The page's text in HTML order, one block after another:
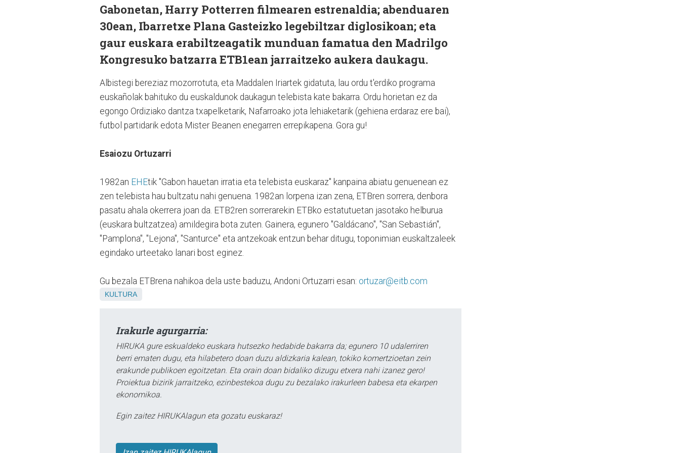
Gabonetan, Harry Potterren filmearen estrenaldia; abenduaren
30ean, Ibarretxe Plana Gasteizko legebiltzar diglosikoan; eta
gaur euskara erabiltzeagatik munduan famatua den Madrilgo
Kongresuko batzarra ETB1ean jarraitzeko aukera daukagu.
Albistegi bereziaz mozorrotuta, eta Maddalen Iriartek gidatuta, lau ordu t'erdiko programa
euskañolak bahituko du euskaldunok daukagun telebista kate bakarra. Ordu horietan ez da
egongo Ordiziako dantza txapelketarik, Nafarroako jota lehiaketarik (gehiena erdaraz ere bai),
futbol partidarik edota Mister Beanen enegarren errepikapena. Gora gu!
Esaiozu Ortuzarri
1982an EHEtik "Gabon hauetan irratia eta telebista euskaraz" kanpaina abiatu genuenean ez
zen telebista hau bultzatu nahi genuena. 1982an lorpena izan zena, ETBren sorrera, denbora
pasatu ahala okerrera joan da. ETB2ren sorrerarekin ETBko estatutuetan jasotako helburua
(euskara bultzatzea) amildegira bota zuten. Gainera, egunero "Galdácano", "San Sebastián",
"Pamplona", "Lejona", "Santurce" eta antzekoak entzun behar ditugu, toponimian euskaltzaleek
egindako urteetako lanari bost eginez.
Gu bezala ETBrena nahikoa dela uste baduzu, Andoni Ortuzarri esan: ortuzar@eitb.com
KULTURA
Irakurle agurgarria:
HIRUKA gure eskualdeko euskara hutsezko hedabide bakarra da; egunero 10 udalerriren
berri ematen dugu, eta hilabetero doan duzu aldizkaria kalean, tokiko komertzioetan zein
erakunde publikoen egoitzetan. Eta orain doan bidaliko dizugu etxera nahi izanez gero!
Proiektua bizirik jarraitzeko, ezinbestekoa dugu zu bezalako irakurleen babesa eta ekarpen
ekonomikoa.
Egin zaitez HIRUKAlagun eta gozatu euskaraz!